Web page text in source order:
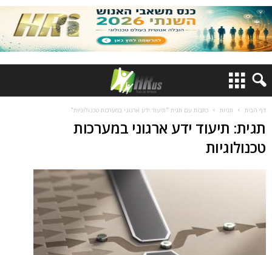
דף הבית תגיות כתבות עם תגית "תיעוד ידע ארגוני במערכות טכנולוגיות"
תגית: תיעוד ידע ארגוני במערכות
טכנולוגיות